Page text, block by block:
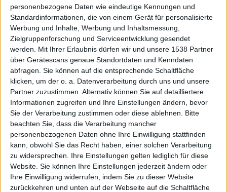
personenbezogene Daten wie eindeutige Kennungen und
Standardinformationen, die von einem Gerät für personalisierte
Werbung und Inhalte, Werbung und Inhaltsmessung,
Zielgruppenforschung und Serviceentwicklung gesendet
werden.
Mit Ihrer Erlaubnis dürfen wir und unsere 1538 Partner
über Gerätescans genaue Standortdaten und Kenndaten
abfragen. Sie können auf die entsprechende Schaltfläche
klicken, um der o. a. Datenverarbeitung durch uns und unsere
Partner zuzustimmen. Alternativ können Sie auf detailliertere
Informationen zugreifen und Ihre Einstellungen ändern, bevor
Sie der Verarbeitung zustimmen oder diese ablehnen.
Bitte
beachten Sie, dass die Verarbeitung mancher
personenbezogenen Daten ohne Ihre Einwilligung stattfinden
kann, obwohl Sie das Recht haben, einer solchen Verarbeitung
zu widersprechen. Ihre Einstellungen gelten lediglich für diese
Website. Sie können Ihre Einstellungen jederzeit ändern oder
Ihre Einwilligung widerrufen, indem Sie zu dieser Website
zurückkehren und unten auf der Webseite auf die Schaltfläche
die Band legt ein solides Fundament für die Geschichten,
die uns VARG erzählen wollen, ab.
„Ewige Wacht“ rangiert in etwa auf dem
Niveau seines Vorgängers
Wer mit VARG bisher nicht warm geworden ist, wird es
auch mit „Ewige Wacht“ nicht werden. Insgesamt ist die
qualitative Schwingung zwischen den Songs größer als
noch bei „Zeichen“. Die erste Hälfte des Albums hat ein
paar Anlaufschwierigkeiten, dafür wird man mit einer
ziemlich guten zweiten Seite belohnt. Damit kommen wir
insgesamt bei ungefähr der gleichen Summe wie beim
Vorgänger raus und schauen gespannt, wie es mit der Band
in Zukunft weitergehen wird.